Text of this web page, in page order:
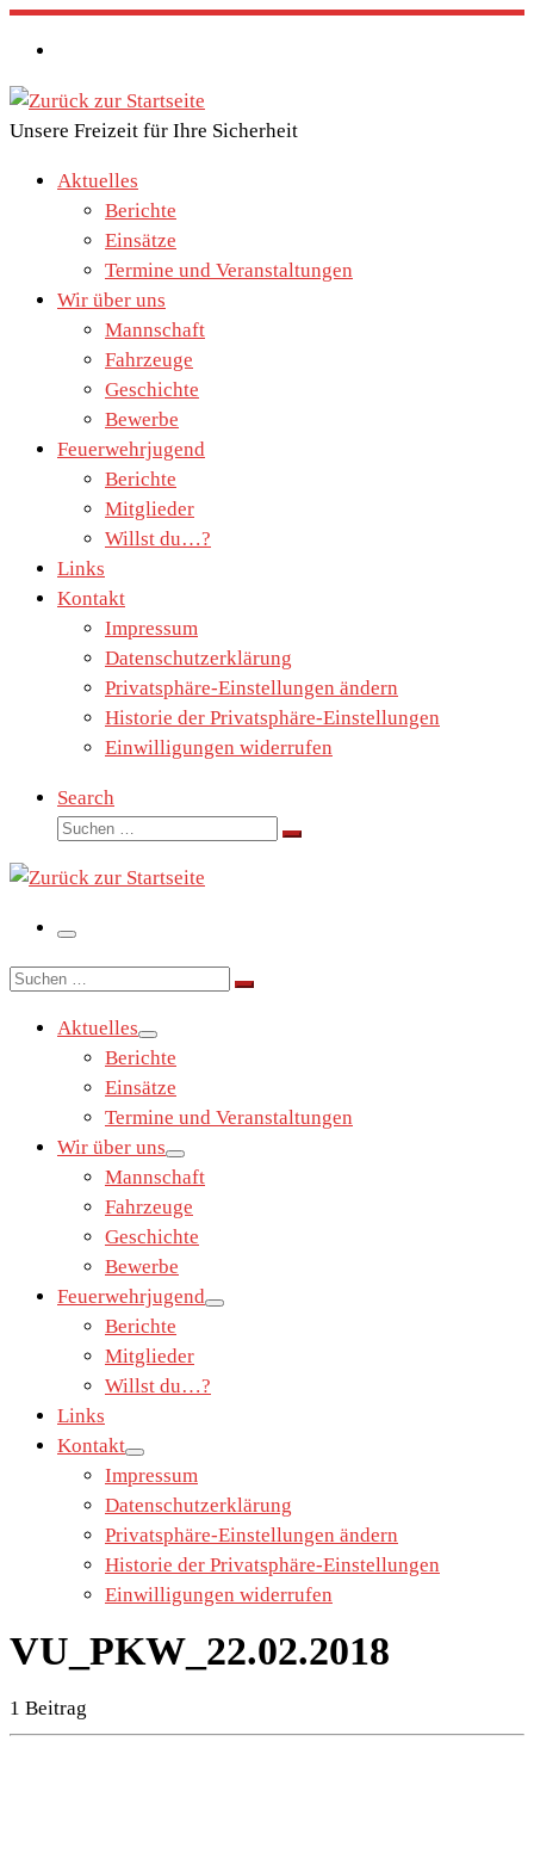
Zum
Inhalt
springen
Unsere Freizeit für Ihre Sicherheit
Aktuelles
Berichte
Einsätze
Termine und Veranstaltungen
Wir über uns
Mannschaft
Fahrzeuge
Geschichte
Bewerbe
Feuerwehrjugend
Berichte
Mitglieder
Willst du…?
Links
Kontakt
Impressum
Datenschutzerklärung
Privatsphäre-Einstellungen ändern
Historie der Privatsphäre-Einstellungen
Einwilligungen widerrufen
Search
Suche
Suchen …
Menü
Suche
Suchen …
Aktuelles
Berichte
Einsätze
Termine und Veranstaltungen
Wir über uns
Mannschaft
Fahrzeuge
Geschichte
Bewerbe
Feuerwehrjugend
Berichte
Mitglieder
Willst du…?
Links
Kontakt
Impressum
Datenschutzerklärung
Privatsphäre-Einstellungen ändern
Historie der Privatsphäre-Einstellungen
Einwilligungen widerrufen
VU_PKW_22.02.2018
1 Beitrag